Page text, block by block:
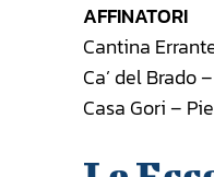
AFFINATORI
Cantina
Ca’ del Brado
Casa Gori –